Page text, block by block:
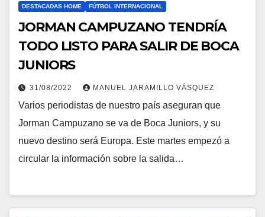
DESTACADAS HOME FÚTBOL INTERNACIONAL
JORMAN CAMPUZANO TENDRÍA
TODO LISTO PARA SALIR DE BOCA
JUNIORS
31/08/2022 MANUEL JARAMILLO VÁSQUEZ
Varios periodistas de nuestro país aseguran que
Jorman Campuzano se va de Boca Juniors, y su
nuevo destino será Europa. Este martes empezó a
circular la información sobre la salida…